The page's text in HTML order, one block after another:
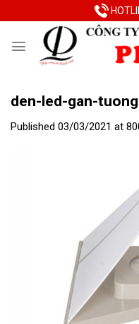
to
den-led-gan-
Published 03/03/2021 at